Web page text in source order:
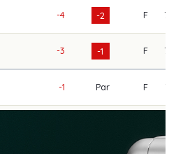
-4 -2 F 73
-3 -1 F 72
-1 Par F 74